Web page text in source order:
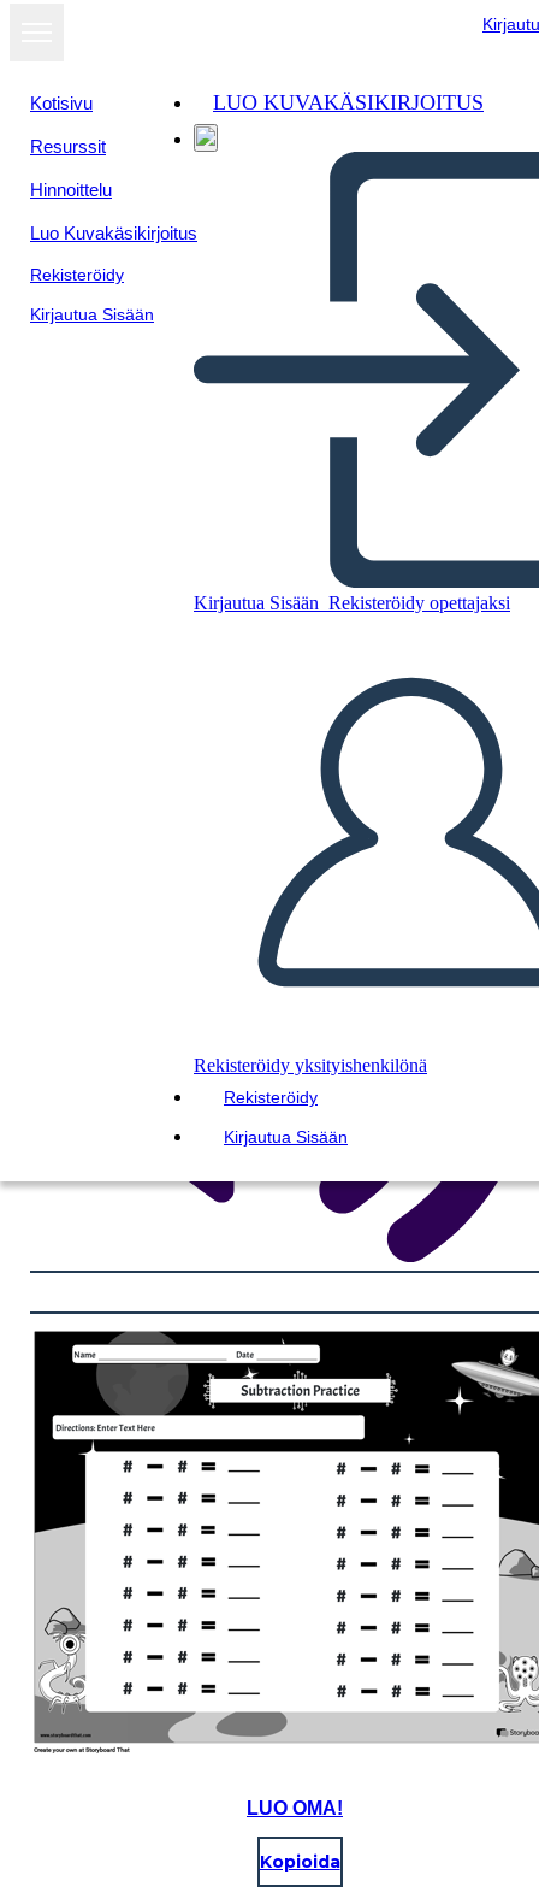
Kotisivu
Resurssit
Hinnoittelu
Luo Kuvakäsikirjoitus
Rekisteröidy
Kirjautua Sisään
LUO KUVAKÄSIKIRJOITUS
Kirjautua Sisään Rekisteröidy opettajaksi
Rekisteröidy yksityishenkilönä
Rekisteröidy
Kirjautua Sisään
घटाव लैंडस्केप बीडब्ल्यू 3
LUO KUVAKÄSIKIRJOITUS
TOISTA DIAESITYS
LUE MINULLE
Näytä
diaesityksenä
LUO OMA!
Kopioida